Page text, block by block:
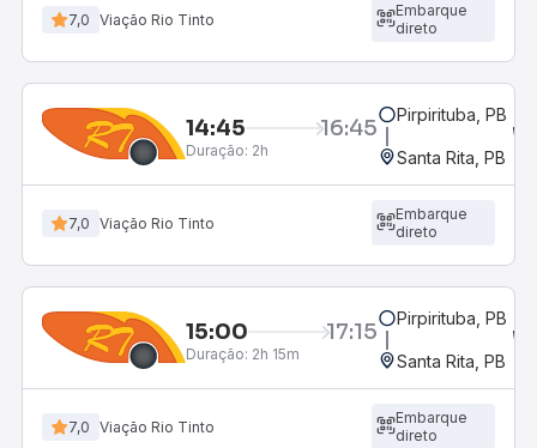
7,0 Viação Rio Tinto
Embarque
direto
14:45 16:45
Duração: 2h
Pirpirituba, PB
Santa Rita, PB
7,0 Viação Rio Tinto
Embarque
direto
15:00 17:15
Duração: 2h 15m
Pirpirituba, PB
Santa Rita, PB
7,0 Viação Rio Tinto
Embarque
direto